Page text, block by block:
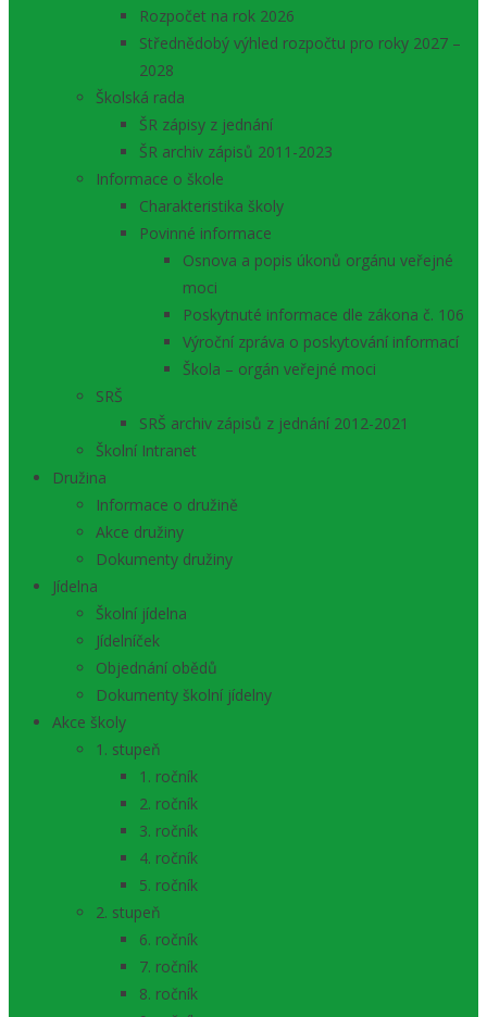
Rozpočet na rok 2026
Střednědobý výhled rozpočtu pro roky 2027 –
2028
Školská rada
ŠR zápisy z jednání
ŠR archiv zápisů 2011-2023
Informace o škole
Charakteristika školy
Povinné informace
Osnova a popis úkonů orgánu veřejné
moci
Poskytnuté informace dle zákona č. 106
Výroční zpráva o poskytování informací
Škola – orgán veřejné moci
SRŠ
SRŠ archiv zápisů z jednání 2012-2021
Školní Intranet
Družina
Informace o družině
Akce družiny
Dokumenty družiny
Jídelna
Školní jídelna
Jídelníček
Objednání obědů
Dokumenty školní jídelny
Akce školy
1. stupeň
1. ročník
2. ročník
3. ročník
4. ročník
5. ročník
2. stupeň
6. ročník
7. ročník
8. ročník